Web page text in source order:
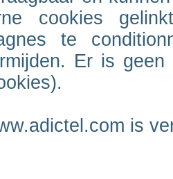
cookies
te
Er is geen
is